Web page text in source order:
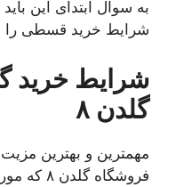
شرایط خرید قسطی را
شرایط خرید
گلدن ۸
مهمترین و بهترین
فروشگاه